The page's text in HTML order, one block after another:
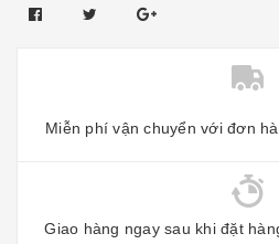
Miễn phí vận chuyển với đơn
Giao hàng ngay sau khi đặt